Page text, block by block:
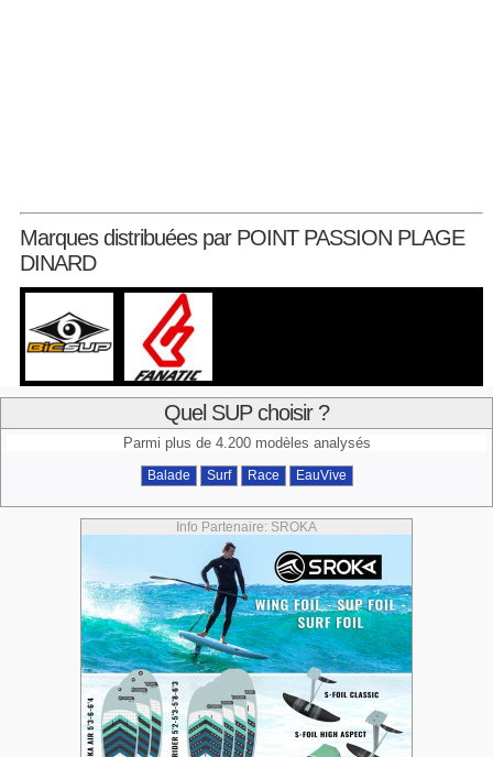
Marques distribuées par POINT PASSION PLAGE
DINARD
Quel SUP choisir ?
Parmi plus de 4.200 modèles analysés
Balade Surf Race EauVive
Info Partenaire: SROKA